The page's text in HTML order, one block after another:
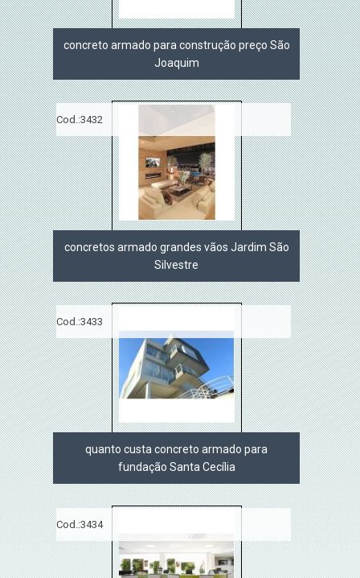
concreto armado para construção preço São
Joaquim
Cod.:3432
concretos armado grandes vãos Jardim São
Silvestre
Cod.:3433
quanto custa concreto armado para
fundação Santa Cecília
Cod.:3434